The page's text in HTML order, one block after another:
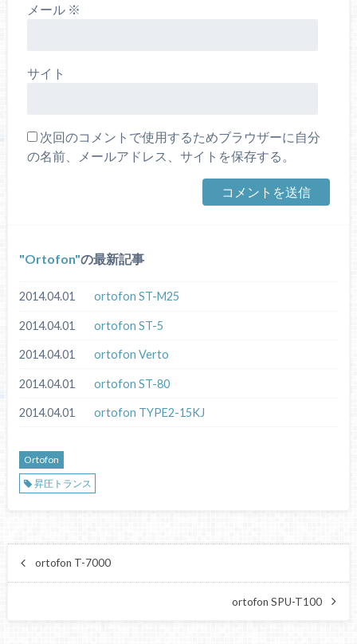
メール ※
サイト
次回のコメントで使用するためブラウザーに自分
の名前、メールアドレス、サイトを保存する。
Ortofon の最新記事
2014.04.01 ortofon ST-M25
2014.04.01 ortofon ST-5
2014.04.01 ortofon Verto
2014.04.01 ortofon ST-80
2014.04.01 ortofon TYPE2-15KJ
Ortofon
昇圧トランス
ortofon T-7000
ortofon SPU-T100